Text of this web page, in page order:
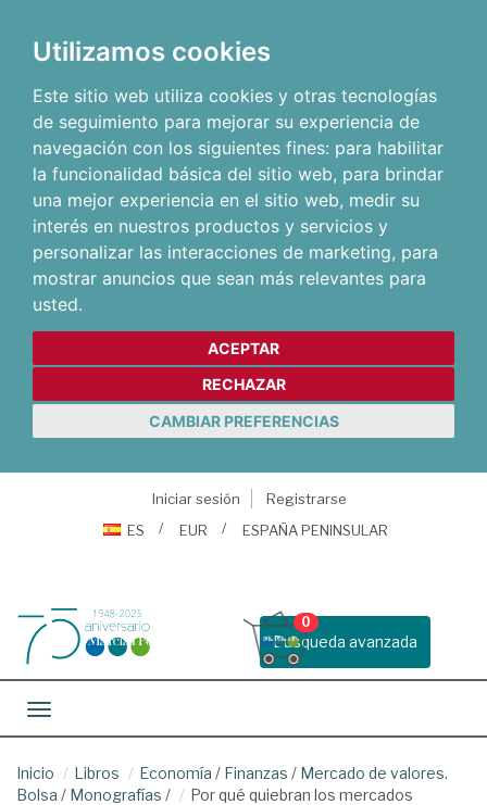
Utilizamos cookies
Este sitio web utiliza cookies y otras tecnologías
de seguimiento para mejorar su experiencia de
navegación con los siguientes fines: para habilitar
la funcionalidad básica del sitio web, para brindar
una mejor experiencia en el sitio web, medir su
interés en nuestros productos y servicios y
personalizar las interacciones de marketing, para
mostrar anuncios que sean más relevantes para
usted.
ACEPTAR
RECHAZAR
CAMBIAR PREFERENCIAS
Iniciar sesión
Registrarse
ES
EUR ESPAÑA PENINSULAR
Busqueda avanzada
0
Toggle navigation
Inicio Libros Economía / Finanzas / Mercado de valores.
Bolsa / Monografías / Por qué quiebran los mercados